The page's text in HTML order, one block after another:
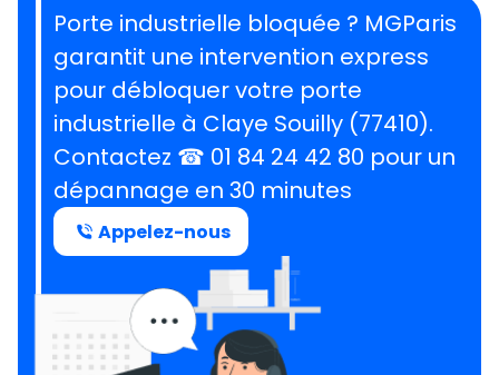
Porte industrielle bloquée ? MGParis
garantit une intervention express
pour débloquer votre porte
industrielle à Claye Souilly (77410).
Contactez ☎ 01 84 24 42 80 pour un
dépannage en 30 minutes
Appelez-nous